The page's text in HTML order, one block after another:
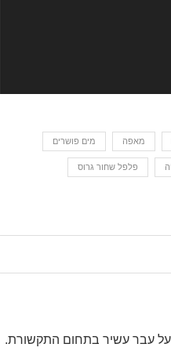
מאפה מים פושרים
פלפל שחור גרוס
ובעל עבר עשיר בתחום התקשורת.